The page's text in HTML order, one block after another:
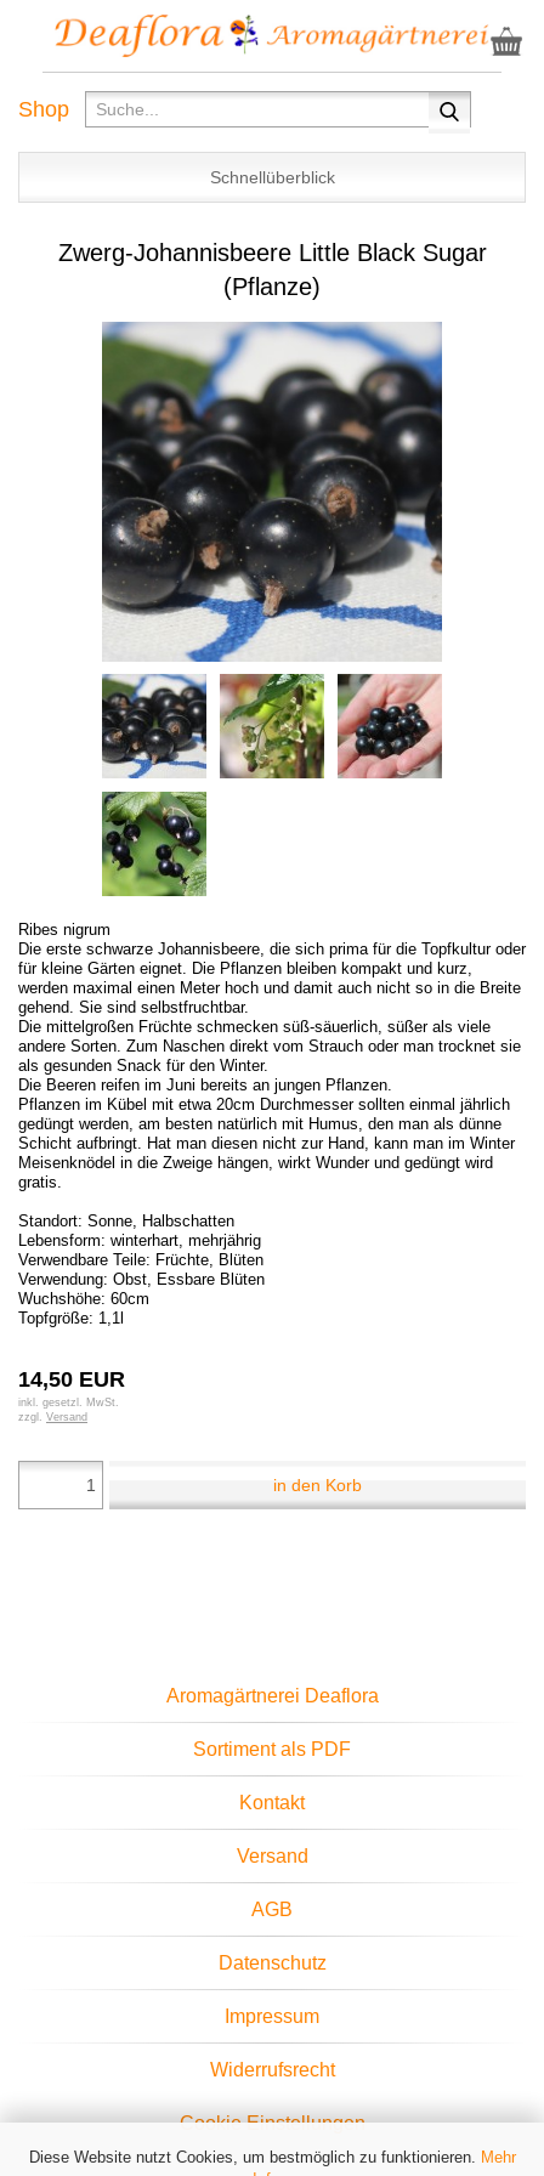
Diese Website nutzt Cookies, um bestmöglich zu funktionieren. Mehr
Shop
Schnellüberblick
Zwerg-Johannisbeere Little Black Sugar
(Pflanze)
Ribes nigrum
Die erste schwarze Johannisbeere, die sich prima für die Topfkultur oder
für kleine Gärten eignet. Die Pflanzen bleiben kompakt und kurz,
werden maximal einen Meter hoch und damit auch nicht so in die Breite
gehend. Sie sind selbstfruchtbar.
Die mittelgroßen Früchte schmecken süß-säuerlich, süßer als viele
andere Sorten. Zum Naschen direkt vom Strauch oder man trocknet sie
als gesunden Snack für den Winter.
Die Beeren reifen im Juni bereits an jungen Pflanzen.
Pflanzen im Kübel mit etwa 20cm Durchmesser sollten einmal jährlich
gedüngt werden, am besten natürlich mit Humus, den man als dünne
Schicht aufbringt. Hat man diesen nicht zur Hand, kann man im Winter
Meisenknödel in die Zweige hängen, wirkt Wunder und gedüngt wird
gratis.
Standort: Sonne, Halbschatten
Lebensform: winterhart, mehrjährig
Verwendbare Teile: Früchte, Blüten
Verwendung: Obst, Essbare Blüten
Wuchshöhe: 60cm
Topfgröße: 1,1l
14,50 EUR
inkl. gesetzl. MwSt.
zzgl. Versand
in den Korb
Aromagärtnerei Deaflora
Sortiment als PDF
Kontakt
Versand
AGB
Datenschutz
Impressum
Widerrufsrecht
Cookie Einstellungen